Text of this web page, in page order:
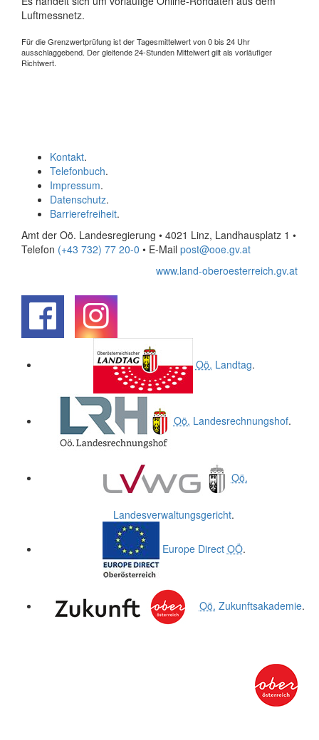
Luftmessnetz.
Für die Grenzwertprüfung ist der Tagesmittelwert von 0 bis 24 Uhr
ausschlaggebend. Der gleitende 24-Stunden Mittelwert gilt als vorläufiger
Richtwert.
Kontakt.
Telefonbuch.
Impressum.
Datenschutz.
Barrierefreiheit.
Amt der Oö. Landesregierung • 4021 Linz, Landhausplatz 1 •
Telefon (+43 732) 77 20-0 • E-Mail post@ooe.gv.at
www.land-oberoesterreich.gv.at
Oö. Landtag.
Oö. Landesrechnungshof.
Oö.
Landesverwaltungsgericht.
Europe Direct OÖ.
Oö. Zukunftsakademie.